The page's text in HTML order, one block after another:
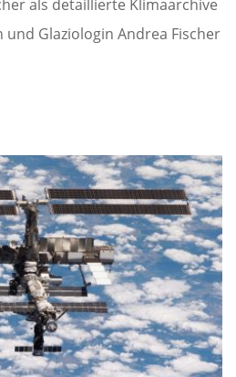
als detaillierte Klimaarchive
Glaziologin Andrea Fischer